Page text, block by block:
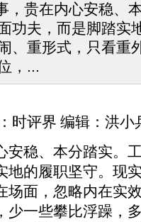
贵在内心安稳、
功夫，而是脚踏实
、重形式，只看重
，...
评界 编辑：洪小
稳、本分踏实。
地的履职坚守。现
场面，忽略内在实
少一些攀比浮躁，